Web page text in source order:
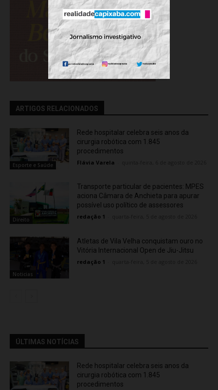
ARTIGOS RELACIONADOS
Esporte e Saúde
Rede hospitalar celebra seis anos da
cirurgia robótica com 1.845
procedimentos
Flávia Varela
Direito
Transporte particular de pacientes: MPES
aciona Câmara de Anchieta para apurar
possível uso político de assessores
redação 1
Noticias
Atletas de Vila Velha conquistam ouro no
Vitória Internacional Open de Jiu-Jitsu
redação 1
ÚLTIMAS NOTÍCIAS
Rede hospitalar celebra seis anos da
cirurgia robótica com 1.845
procedimentos